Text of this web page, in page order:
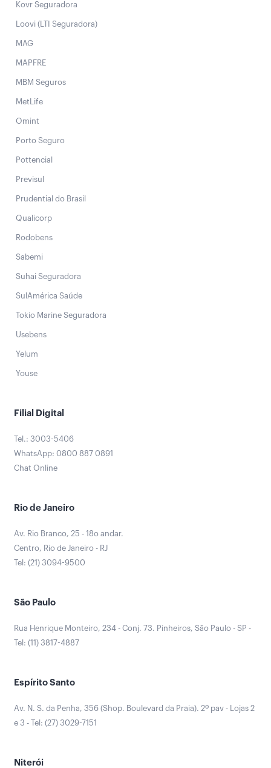
Kovr Seguradora
Loovi (LTI Seguradora)
MAG
MAPFRE
MBM Seguros
MetLife
Omint
Porto Seguro
Pottencial
Previsul
Prudential do Brasil
Qualicorp
Rodobens
Sabemi
Suhai Seguradora
SulAmérica Saúde
Tokio Marine Seguradora
Usebens
Yelum
Youse
Filial Digital
Tel.: 3003-5406
WhatsApp: 0800 887 0891
Chat Online
Rio de Janeiro
Av. Rio Branco, 25 - 18o andar.
Centro, Rio de Janeiro - RJ
Tel: (21) 3094-9500
São Paulo
Rua Henrique Monteiro, 234 - Conj. 73. Pinheiros, São Paulo - SP -
Tel: (11) 3817-4887
Espírito Santo
Av. N. S. da Penha, 356 (Shop. Boulevard da Praia). 2º pav - Lojas 2
e 3 - Tel: (27) 3029-7151
Niterói